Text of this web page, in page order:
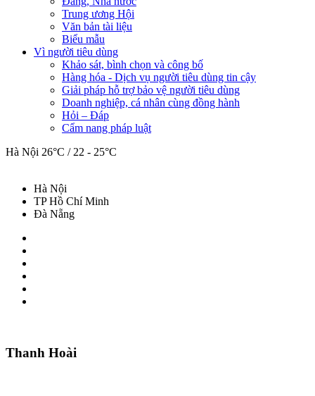
Trung ương Hội
Văn bản tài liệu
Biểu mẫu
Vì người tiêu dùng
Khảo sát, bình chọn và công bố
Hàng hóa - Dịch vụ người tiêu dùng tin cậy
Giải pháp hỗ trợ bảo vệ người tiêu dùng
Doanh nghiệp, cá nhân cùng đồng hành
Hỏi – Đáp
Cẩm nang pháp luật
Hà Nội 26°C / 22 - 25°C
Hà Nội
TP Hồ Chí Minh
Đà Nẵng
Thanh Hoài